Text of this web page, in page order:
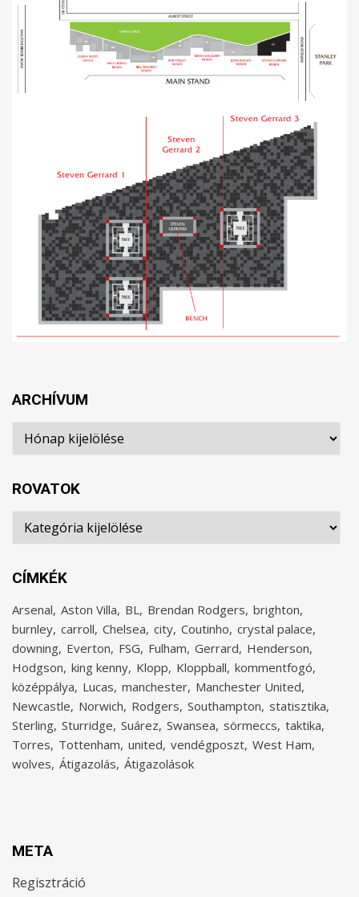
ARCHÍVUM
Archívum
ROVATOK
Rovatok
CÍMKÉK
Arsenal Aston Villa BL Brendan Rodgers brighton
burnley carroll Chelsea city Coutinho crystal palace
downing Everton FSG Fulham Gerrard Henderson
Hodgson king kenny Klopp Kloppball kommentfogó
középpálya Lucas manchester Manchester United
Newcastle Norwich Rodgers Southampton statisztika
Sterling Sturridge Suárez Swansea sörmeccs taktika
Torres Tottenham united vendégposzt West Ham
wolves Átigazolás Átigazolások
META
Regisztráció